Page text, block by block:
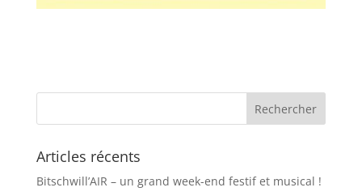
Articles récents
Bitschwill’AIR – un grand week-end festif et musical !